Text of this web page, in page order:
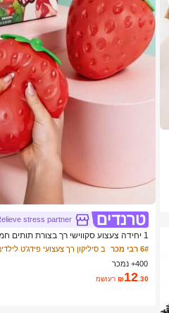
stress partner
1 יחידה צעצוע סקווישי רך בצורת תותים
צוע חושי להפגת לחץ לילדים ומבוגרים,
חרדה ושיפור מצב הרוח, מתאים כמתנה
ת שקית OPP)
6# רבי מכר
ב סיליקון רך צעצועי פידג'ט
400+ נמכר
₪12 .30 משוער